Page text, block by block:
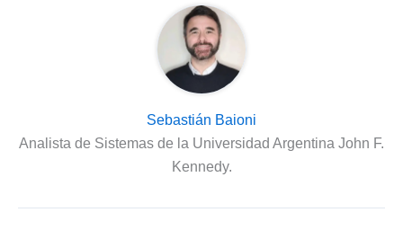
Sebastián Baioni
Analista de Sistemas de la Universidad Argentina John F.
Kennedy.